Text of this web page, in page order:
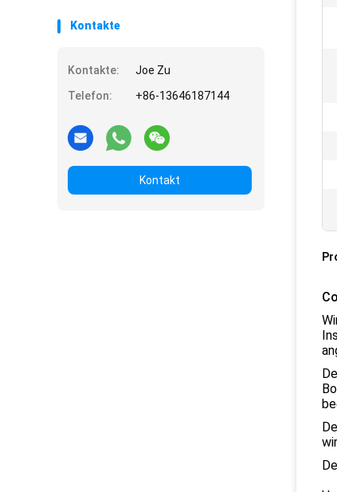
Kontakte
Kontakte:
Joe Zu
Telefon:
+86-13646187144
Kontakt